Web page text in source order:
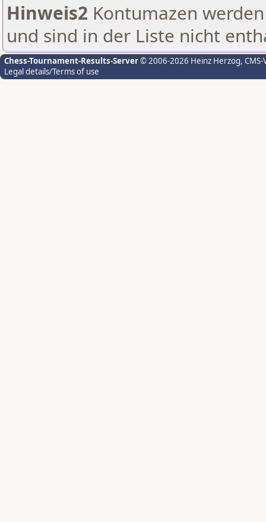
Hinweis2 Kontumazen
und sind in der Liste nicht
Chess-Tournament-Results-Server© 2006-2026 Heinz Herzog,
Legal details/Terms of use